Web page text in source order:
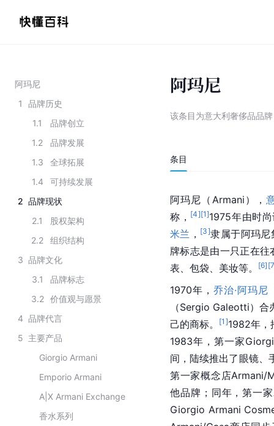
阿玛尼
1
品牌历史
1.1
品牌创立
1.2
品牌发展
1.3
全球拓展
1.4
可持续发展
2 品牌现状
2.1
股权架构
2.2
组织结构
3 品牌文化
3.1
品牌标志
3.2
价值观与愿景
4 品牌代言
5 主要产品
Giorgio Armani
Emporio Armani
A|X Armani Exchange
香水系列
阿玛尼
该条目为意大利奢侈品品牌
条目
阿玛尼（Armani），
称， [4][1]1975年由时
米兰 ， [3]隶属于阿玛尼
牌标志是由一只正在
表、包袋、美妆等。
[6] [
1970年， 乔治·阿玛尼
（Sergio Galeotti）
己的商标。
[1 ]1982年，
1983年，第一家
间，陆续推出了眼镜、
第一家概念店Armani/
他品牌；同年，第一
Giorgio Armani